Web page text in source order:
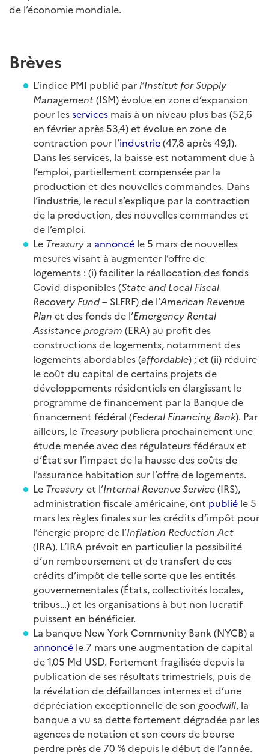
de l’économie mondiale.
Brèves
L’indice PMI publié par l’Institut for Supply
Management(ISM) évolue en zone d’expansion
pour lesservices mais à un niveau plus bas (52,6
en février après 53,4) et évolue en zone de
contraction pour l’industrie(47,8 après 49,1).
Dans les services, la baisse est notamment due à
l’emploi, partiellement compensée par la
production et des nouvelles commandes. Dans
l’industrie, le recul s’explique par la contraction
de la production, des nouvelles commandes et
de l’emploi.
Le Treasury a annoncé le 5 mars de nouvelles
mesures visant à augmenter l’offre de
logements : (i) faciliter la réallocation des fonds
Covid disponibles (State and Local Fiscal
Recovery Fund– SLFRF) de l’American Revenue
Plan et des fonds de l’Emergency Rental
Assistance program (ERA) au profit des
constructions de logements, notamment des
logements abordables (affordable) ; et (ii) réduire
le coût du capital de certains projets de
développements résidentiels en élargissant le
programme de financement par la Banque de
financement fédéral (Federal Financing Bank). Par
ailleurs, le Treasury publiera prochainement une
étude menée avec des régulateurs fédéraux et
d’État sur l’impact de la hausse des coûts de
l’assurance habitation sur l’offre de logements.
Le Treasuryet l’Internal Revenue Service(IRS),
administration fiscale américaine, ont publié le 5
mars les règles finales sur les crédits d’impôt pour
l’énergie propre de l’Inflation Reduction Act
(IRA). L’IRA prévoit en particulier la possibilité
d’un remboursement et de transfert de ces
crédits d’impôt de telle sorte que les entités
gouvernementales (États, collectivités locales,
tribus…) et les organisations à but non lucratif
puissent en bénéficier.
La banque New York Community Bank (NYCB) a
annoncé le 7 mars une augmentation de capital
de 1,05 Md USD. Fortement fragilisée depuis la
publication de ses résultats trimestriels, puis de
la révélation de défaillances internes et d’une
dépréciation exceptionnelle de son goodwill, la
banque a vu sa dette fortement dégradée par les
agences de notation et son cours de bourse
perdre près de 70 % depuis le début de l’année.